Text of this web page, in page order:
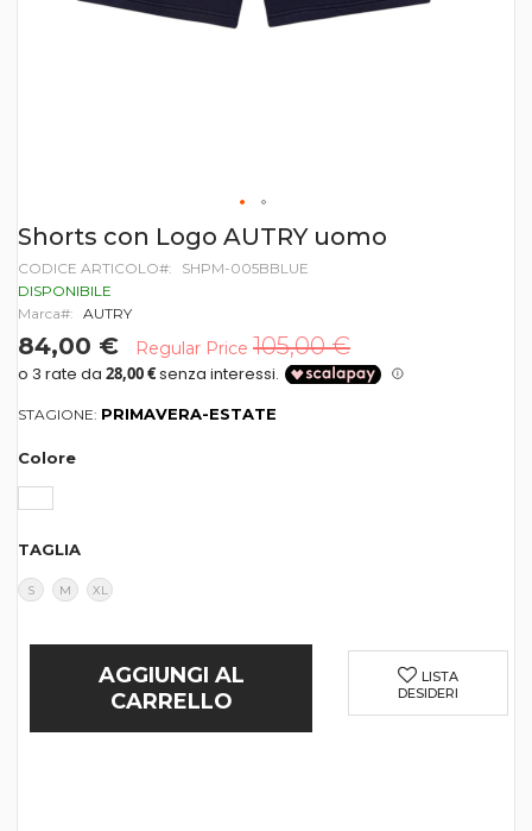
Vai
all'inizio
della
galleria
di
Shorts con Logo AUTRY uomo
CODICE ARTICOLO
SHPM-005BBLUE
DISPONIBILE
Marca
AUTRY
84,00 € Regular Price 105,00 €
STAGIONE: PRIMAVERA-ESTATE
Colore
TAGLIA
S M XL
AGGIUNGI AL
CARRELLO
LISTA
DESIDERI